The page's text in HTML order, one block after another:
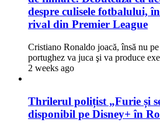
despre culisele fotbalului,
rival din Premier League
Cristiano Ronaldo joacă, însă nu
portughez va juca şi va produce
2 weeks ago
Thrilerul polițist „Furie și
disponibil pe Disney+ în